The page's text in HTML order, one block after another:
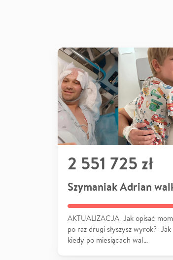
2 551 725 zł
AKTUALIZACJA Jak opisać
po raz drugi słyszysz wyrok? Jak
kiedy po miesiącach wal…